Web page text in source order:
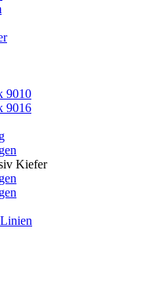
9010
9016
Kiefer